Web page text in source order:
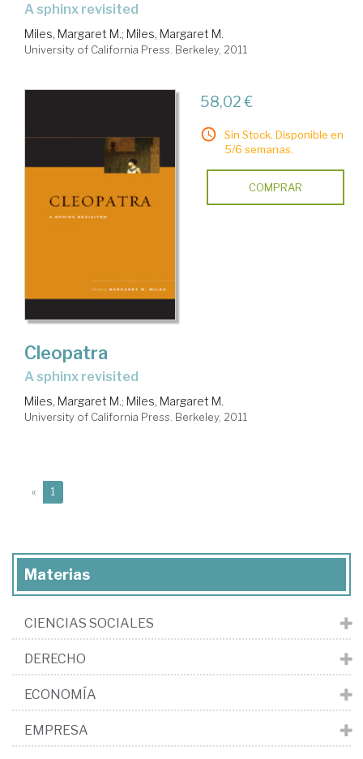
a sphinx revisited
Miles, Margaret M.; Miles, Margaret M.
University of California Press. Berkeley, 2011
58,02 €
Sin Stock. Disponible en
5/6 semanas.
COMPRAR
Cleopatra
a sphinx revisited
Miles, Margaret M.; Miles, Margaret M.
University of California Press. Berkeley, 2011
« 1
Materias
CIENCIAS SOCIALES
DERECHO
ECONOMÍA
EMPRESA